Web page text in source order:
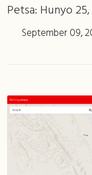
Petsa: Hunyo
September 09,